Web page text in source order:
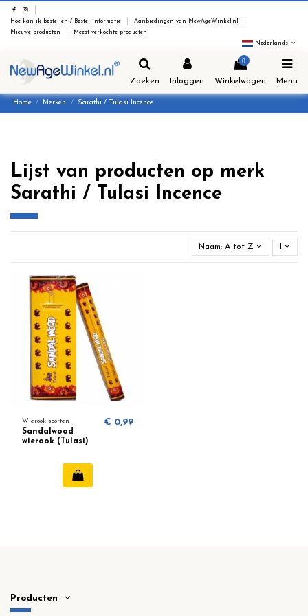
Hoe kan ik bestellen / Bestel informatie
Aanbiedingen van NewAgeWinkel.nl
Nieuwe producten
Meest verkochte producten
Nederlands
Zoeken Inloggen
0
Winkelwagen Menu
Home Merken Sarathi / Tulasi Incence
Lijst van producten op merk
Sarathi / Tulasi Incence
Naam: A tot Z 1
Wierook soorten
Sandalwood
wierook (Tulasi)
€ 0,99
Producten